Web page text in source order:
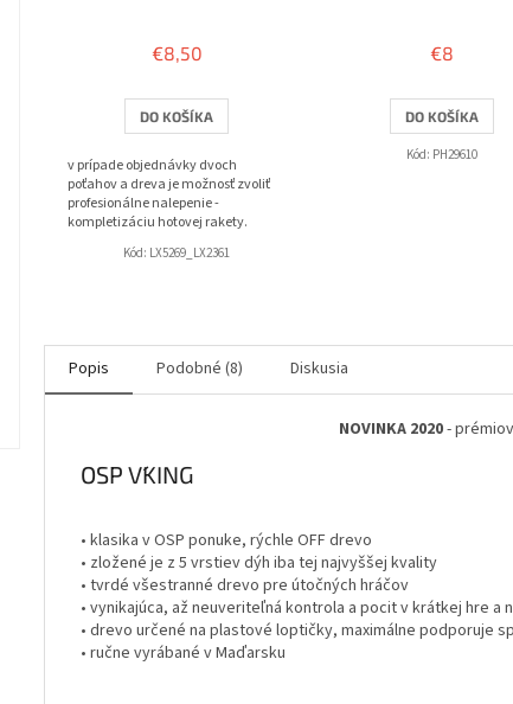
produktu
je
z
5
hviezdičiek.
€8,50
DO KOŠÍKA
v prípade objednávky dvoch
poťahov a dreva je možnosť zvoliť
profesionálne nalepenie -
kompletizáciu hotovej rakety.
Kód: LX5269_LX2361
€8
DO KOŠÍKA
Kód: PH29610
Popis Podobné (8) Diskusia
NOVINKA 2020-
OSP V´KING
• klasika v OSP ponuke, rýchle OFF drevo
• zložené je z 5 vrstiev dýh iba tej najvyššej kvality
• tvrdé všestranné drevo pre útočných hráčov
• vynikajúca, až neuveriteľná kontrola a pocit v krátkej hre a
• drevo určené na plastové loptičky, maximálne podporuje
• ručne vyrábané v Maďarsku